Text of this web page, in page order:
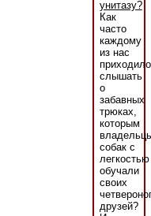
унитазу?
Как
часто
каждому
из нас
слышать
о
забавных
трюках,
которым
собак с
легкостью
обучали
своих
друзей?